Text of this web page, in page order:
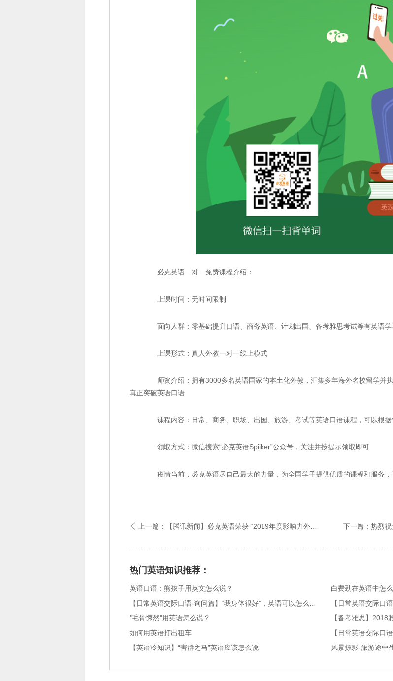
必克英语一对一免费课程介绍：
上课时间：无时间限制
面向人群：零基础提升口语、商务英语、计划出国、备考雅思考试等有英语学
上课形式：真人外教一对一线上模式
师资介绍：拥有3000多名英语国家的本土化外教，汇集多年海外名校留学并
真正突破英语口语
课程内容：日常、商务、职场、出国、旅游、考试等英语口语课程，可以根据
领取方式：微信搜索“必克英语Spiiker”公众号，关注并按提示领取即可
疫情当前，必克英语尽自己最大的力量，为全国学子提供优质的课程和服务，
 上一篇：【腾讯新闻】必克英语荣获 “2019年度影响力外语教育品牌”
热门英语知识推荐：
英语口语：熊孩子用英文怎么说？
白费劲在英语中怎
【日常英语交际口
"毛骨悚然"用英语怎么说？
【备考雅思】2018
如何用英语打出租车
【英语冷知识】“害群之马”英语应该怎么说
风景掠影-旅游途中